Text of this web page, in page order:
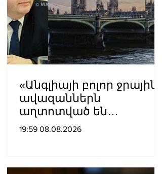
«Անգլիայի բոլոր ջրային
ավազաններն
աղտոտված են
թունավոր քիմիական
19:59 08.08.2026